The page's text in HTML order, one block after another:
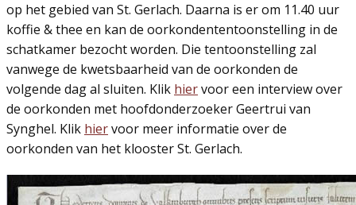
op het gebied van St. Gerlach. Daarna is er om 11.40 uur
koffie & thee en kan de oorkondententoonstelling in de
schatkamer bezocht worden. Die tentoonstelling zal
vanwege de kwetsbaarheid van de oorkonden de
volgende dag al sluiten. Klik hiervoor een interview over
de oorkonden met hoofdonderzoeker Geertrui van
Synghel. Klik hiervoor meer informatie over de
oorkonden van het klooster St. Gerlach.